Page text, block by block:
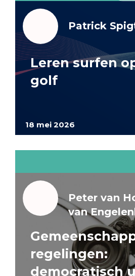
18 mei 2026
Patrick
Leren surfen
golf
Peter van
van
regelingen:
democratisch